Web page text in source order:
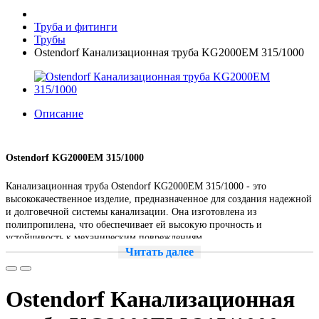
Труба и фитинги
Трубы
Ostendorf Канализационная труба KG2000EM 315/1000
Описание
Ostendorf KG2000EM 315/1000
Канализационная труба Ostendorf KG2000EM 315/1000 - это
высококачественное изделие, предназначенное для создания надежной
и долговечной системы канализации. Она изготовлена из
полипропилена, что обеспечивает ей высокую прочность и
устойчивость к механическим повреждениям.
прокладки канализационных каналов и трубопроводов по DIN EN
476, а также общие требованиями к качеству по DIN 8078.
Читать далее
Ostendorf Канализационная